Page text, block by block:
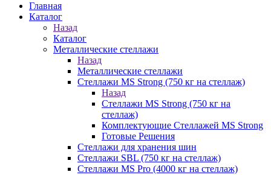
Главная
Каталог
Назад
Каталог
Металлические стеллажи
Назад
Металлические стеллажи
Стеллажи MS Strong (750 кг на стеллаж)
Назад
Стеллажи MS Strong (750 кг на
стеллаж)
Комплектующие Стеллажей MS Strong
Готовые Решения
Стеллажи для хранения шин
Стеллажи SBL (750 кг на стеллаж)
Стеллажи MS Pro (4000 кг на стеллаж)